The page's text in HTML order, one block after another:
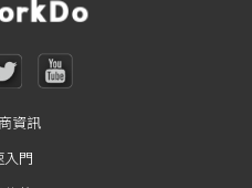
資訊
入門